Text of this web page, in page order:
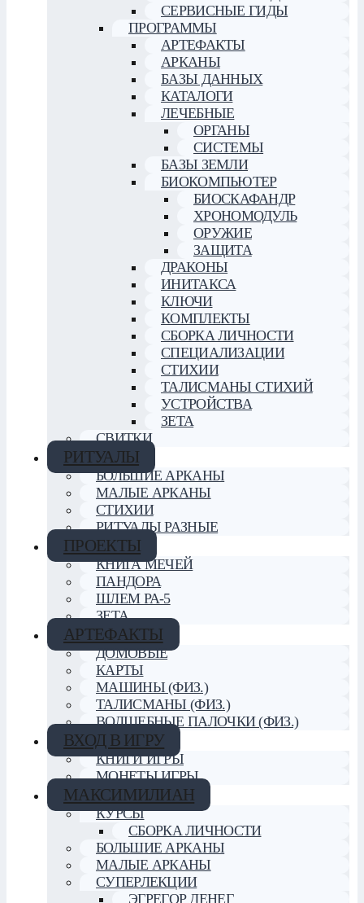
СЕРВИСНЫЕ ГИДЫ
ПРОГРАММЫ
АРТЕФАКТЫ
АРКАНЫ
БАЗЫ ДАННЫХ
КАТАЛОГИ
ЛЕЧЕБНЫЕ
ОРГАНЫ
СИСТЕМЫ
БАЗЫ ЗЕМЛИ
БИОКОМПЬЮТЕР
БИОСКАФАНДР
ХРОНОМОДУЛЬ
ОРУЖИЕ
ЗАЩИТА
ДРАКОНЫ
ИНИТАКСА
КЛЮЧИ
КОМПЛЕКТЫ
СБОРКА ЛИЧНОСТИ
СПЕЦИАЛИЗАЦИИ
СТИХИИ
ТАЛИСМАНЫ СТИХИЙ
УСТРОЙСТВА
ЗЕТА
СВИТКИ
РИТУАЛЫ
БОЛЬШИЕ АРКАНЫ
МАЛЫЕ АРКАНЫ
СТИХИИ
РИТУАЛЫ РАЗНЫЕ
ПРОЕКТЫ
КНИГА МЕЧЕЙ
ПАНДОРА
ШЛЕМ РА-5
ЗЕТА
АРТЕФАКТЫ
ДОМОВЫЕ
КАРТЫ
МАШИНЫ (ФИЗ.)
ТАЛИСМАНЫ (ФИЗ.)
ВОЛШЕБНЫЕ ПАЛОЧКИ (ФИЗ.)
ВХОД В ИГРУ
КНИГИ ИГРЫ
МОНЕТЫ ИГРЫ
МАКСИМИЛИАН
КУРСЫ
СБОРКА ЛИЧНОСТИ
БОЛЬШИЕ АРКАНЫ
МАЛЫЕ АРКАНЫ
СУПЕРЛЕКЦИИ
ЭГРЕГОР ДЕНЕГ